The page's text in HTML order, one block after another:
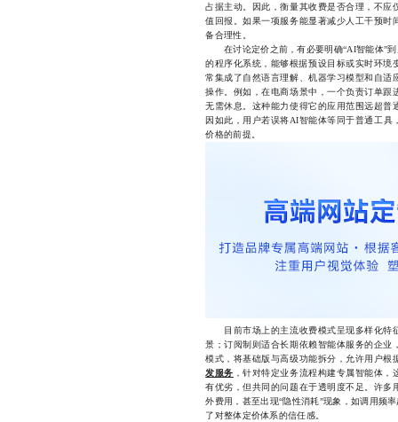
占据主动。因此，衡量其收费是否合理，不
值回报。如果一项服务能显著减少人工干预
备合理性。
在讨论定价之前，有必要明确“AI智能体”到
的程序化系统，能够根据预设目标或实时环
常集成了自然语言理解、机器学习模型和自
操作。例如，在电商场景中，一个负责订单
无需休息。这种能力使得它的应用范围远超
因如此，用户若误将AI智能体等同于普通工
价格的前提。
目前市场上的主流收费模式呈现多样化特
景；订阅制则适合长期依赖智能体服务的企
模式，将基础版与高级功能拆分，允许用户
发服务 ，针对特定业务流程构建专属智能体
有优劣，但共同的问题在于透明度不足。许
外费用，甚至出现“隐性消耗”现象，如调用频
了对整体定价体系的信任感。